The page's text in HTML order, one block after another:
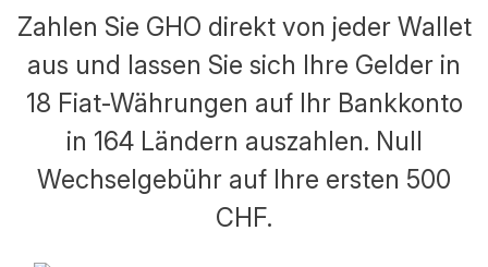
Zahlen Sie GHO direkt von jeder Wallet
aus und lassen Sie sich Ihre Gelder in
18 Fiat-Währungen auf Ihr Bankkonto
in 164 Ländern auszahlen. Null
Wechselgebühr auf Ihre ersten 500
CHF.